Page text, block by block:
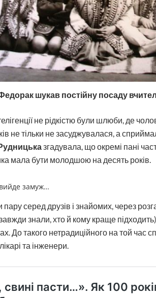
шукав постійну посаду
не рідкістю були шлюби, де
не тільки не засуджувалася, а
згадувала, що окремі пані
мала бути молодшою на десять років.
замуж…
пару серед друзів і знайомих, через
зав­жди знали, хто й кому краще
До такого нетрадиційного на той час
та інженери.